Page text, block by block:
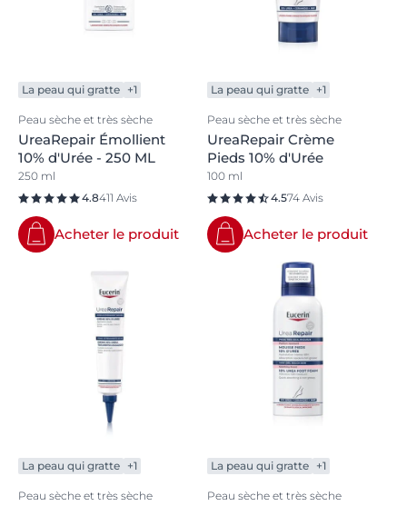
La peau qui gratte +1
Peau sèche et très sèche
UreaRepair Émollient
10% d'Urée - 250 ML
250 ml
4.8411 Avis
Acheter le produit
La peau qui gratte +1
Peau sèche et très sèche
UreaRepair Crème
Pieds 10% d'Urée
100 ml
4.574 Avis
Acheter le produit
La peau qui gratte +1
Peau sèche et très sèche
La peau qui gratte +1
Peau sèche et très sèche